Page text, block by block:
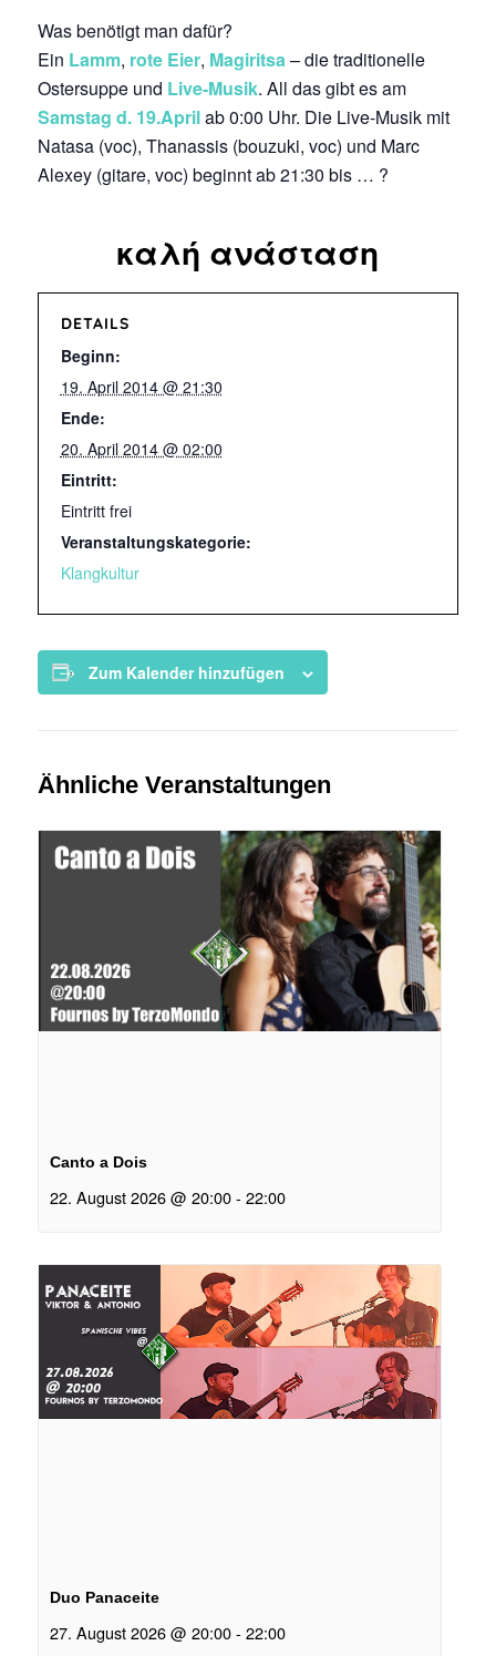
Was benötigt man dafür?
Ein Lamm, rote Eier, Magiritsa– die traditionelle
Ostersuppe und Live-Musik. All das gibt es am
Samstag d. 19.Aprilab 0:00 Uhr. Die Live-Musik mit
Natasa (voc), Thanassis (bouzuki, voc) und Marc
Alexey (gitare, voc) beginnt ab 21:30 bis … ?
καλή ανάσταση
DETAILS
Beginn:
19. April 2014 @ 21:30
Ende:
20. April 2014 @ 02:00
Eintritt:
Eintritt frei
Veranstaltungskategorie:
Klangkultur
Zum Kalender hinzufügen
Ähnliche Veranstaltungen
Canto a Dois
22. August 2026 @ 20:00 - 22:00
Duo Panaceite
27. August 2026 @ 20:00 - 22:00